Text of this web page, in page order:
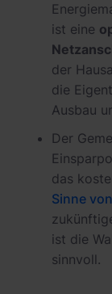
ist eine
der
die
Ausbau
Der
das
Sinne
ist die
sinnvoll.